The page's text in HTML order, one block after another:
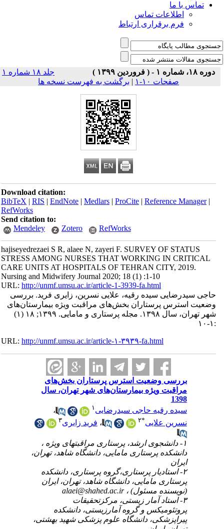
تماس با ما
اطلاعات تماس
فرم برقراری ارتباط
دوره ۱۸، شماره ۱ - ( فروردین ۱۳۹۹ )
جلد ۱۸ شماره ۱
صفحات ۱۰-۱
| برگشت به فهرست نسخه ها
Download citation:
BibTeX|RIS|EndNote|Medlars|ProCite|Reference Manager
RefWorks
Send citation to:
Mendeley
Zotero RefWorks
hajiseyedrezaei S R, alaee N, zayeri F. SURVEY OF STATUS
STRESS AMONG NURSES THAT WORKING IN CRITICAL
CARE UNITS AT HOSPITALS OF TEHRAN CITY, 2019.
Nursing and Midwifery Journal 2020; 18 (1) :1-10
URL:http://unmf.umsu.ac.ir/article-1-3939-fa.html
حاجی سیدرضایی سیده رقیه، علایی نسرین، زایری فرید. بررسی
وضعیت استرس پرستاران بخش‌های مراقبت ویژه بیمارستان‌های
شهر تهران، سال ۱۳۹۸. مجله پرستاری و مامایی. ۱۳۹۹; ۱۸ (۱)
URL:http://unmf.umsu.ac.ir/article-۱-۳۹۳۹-fa.html
بررسی وضعیت استرس پرستاران بخش‌های
مراقبت ویژه بیمارستان‌های شهر تهران، سال
1398
سیده رقیه حاجی سیدرضایی
،
نسرین علایی
۲ ،فرید زایری
۱- دانشجوی ارشد، پرستاری مراقبتهای ویژه ،
دانشکده پرستاری مامایی، دانشگاه شاهد، تهران،
ایران
۲- استادیار پرستاری،گروه پرستاری، دانشکده
پرستاری مامایی، دانشگاه شاهد، تهران، ایران
(نویسنده مسئول) ، alaei@shahed.ac.ir
۳- استاد آمار زیستی، مرکزتحقیقات
پروتئومیکس و گروه آمارزیستی، دانشکده
پیراپزشکی، دانشگاه علوم پزشکی شهید بهشتی،